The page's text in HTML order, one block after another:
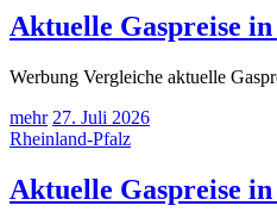
Aktuelle Gaspreise
Werbung Vergleiche aktuelle
mehr 27. Juli 2026
Rheinland-Pfalz
Aktuelle Gaspreise